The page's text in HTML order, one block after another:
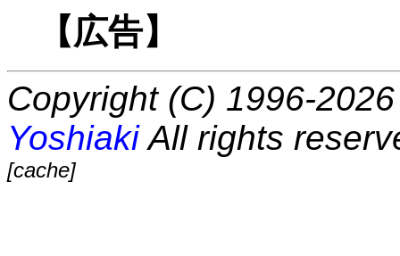
【広告】
Copyright (C) 1996-
YoshiakiAll rights
[cache]